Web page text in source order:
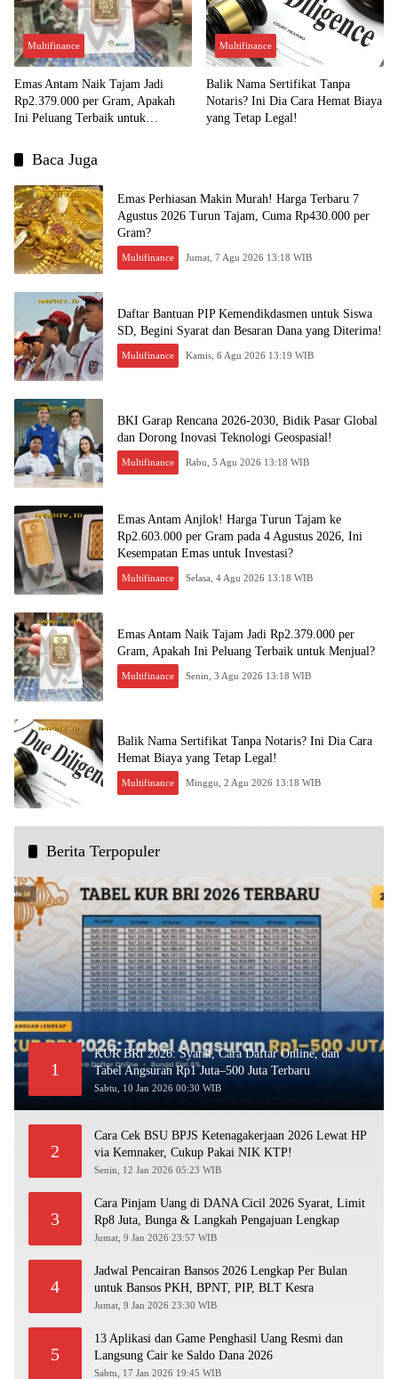
Multifinance
Emas Antam Naik Tajam Jadi
Rp2.379.000 per Gram, Apakah
Ini Peluang Terbaik untuk
Multifinance
Balik Nama Sertifikat Tanpa
Notaris? Ini Dia Cara Hemat Biaya
yang Tetap Legal!
Baca Juga
Emas Perhiasan Makin Murah! Harga Terbaru 7
Agustus 2026 Turun Tajam, Cuma Rp430.000 per
Gram?
Multifinance Jumat, 7 Agu 2026 13:18 WIB
Daftar Bantuan PIP Kemendikdasmen untuk Siswa
SD, Begini Syarat dan Besaran Dana yang Diterima!
Multifinance Kamis, 6 Agu 2026 13:19 WIB
BKI Garap Rencana 2026-2030, Bidik Pasar Global
dan Dorong Inovasi Teknologi Geospasial!
Multifinance Rabu, 5 Agu 2026 13:18 WIB
Emas Antam Anjlok! Harga Turun Tajam ke
Rp2.603.000 per Gram pada 4 Agustus 2026, Ini
Kesempatan Emas untuk Investasi?
Multifinance Selasa, 4 Agu 2026 13:18 WIB
Emas Antam Naik Tajam Jadi Rp2.379.000 per
Gram, Apakah Ini Peluang Terbaik untuk Menjual?
Multifinance Senin, 3 Agu 2026 13:18 WIB
Balik Nama Sertifikat Tanpa Notaris? Ini Dia Cara
Hemat Biaya yang Tetap Legal!
Multifinance Minggu, 2 Agu 2026 13:18 WIB
Berita Terpopuler
1
KUR BRI 2026: Syarat, Cara Daftar Online, dan
Tabel Angsuran Rp1 Juta–500 Juta Terbaru
Sabtu, 10 Jan 2026 00:30 WIB
2
Cara Cek BSU BPJS Ketenagakerjaan 2026 Lewat HP
via Kemnaker, Cukup Pakai NIK KTP!
Senin, 12 Jan 2026 05:23 WIB
3
Cara Pinjam Uang di DANA Cicil 2026 Syarat, Limit
Rp8 Juta, Bunga & Langkah Pengajuan Lengkap
Jumat, 9 Jan 2026 23:57 WIB
4
Jadwal Pencairan Bansos 2026 Lengkap Per Bulan
untuk Bansos PKH, BPNT, PIP, BLT Kesra
Jumat, 9 Jan 2026 23:30 WIB
5
13 Aplikasi dan Game Penghasil Uang Resmi dan
Langsung Cair ke Saldo Dana 2026
Sabtu, 17 Jan 2026 19:45 WIB